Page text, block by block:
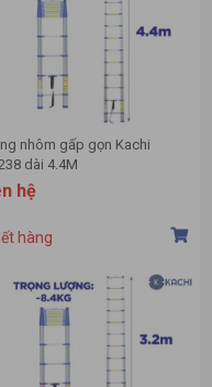
nhôm gấp gọn Kachi
dài 4.4M
hệ
hàng